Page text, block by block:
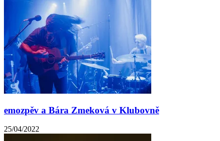
emozpěv a Bára Zmeková v Klubovně
25/04/2022